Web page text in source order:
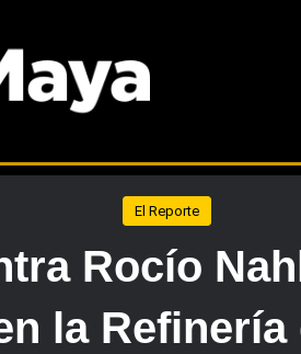
El Reporte
Rocío
la Refinería